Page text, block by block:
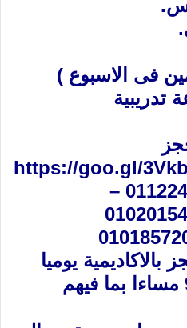
فى الاسبوع )
https://goo.gl/
موبايل: 01122401224 –
بالاكاديمية يوميا
من 10صباحا وحتى 9 مساءا بما فيهم